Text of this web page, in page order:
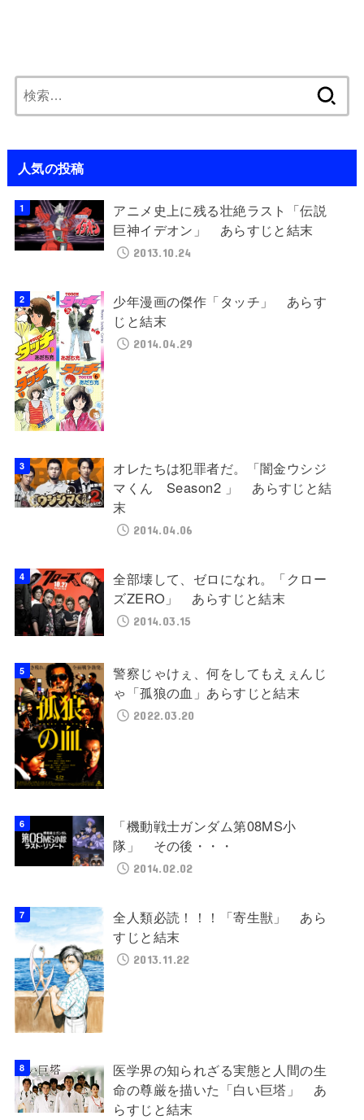
索:
人気の投稿
アニメ史上に残る壮絶ラスト「伝説
巨神イデオン」 あらすじと結末
2013.10.24
少年漫画の傑作「タッチ」 あらす
じと結末
2014.04.29
オレたちは犯罪者だ。「闇金ウシジ
マくん Season2 」 あらすじと結
末
2014.04.06
全部壊して、ゼロになれ。「クロー
ズZERO」 あらすじと結末
2014.03.15
警察じゃけぇ、何をしてもえぇんじ
ゃ「孤狼の血」あらすじと結末
2022.03.20
「機動戦士ガンダム第08MS小
隊」 その後・・・
2014.02.02
全人類必読！！！「寄生獣」 あら
すじと結末
2013.11.22
医学界の知られざる実態と人間の生
命の尊厳を描いた「白い巨塔」 あ
らすじと結末